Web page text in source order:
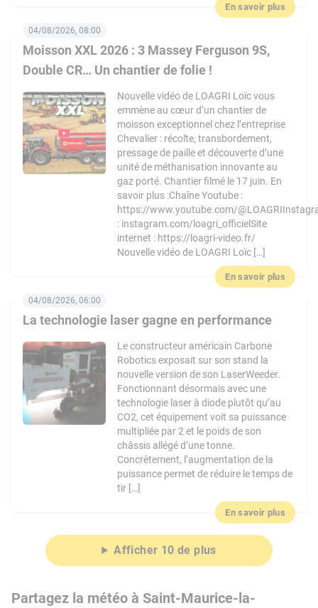
En savoir plus
Moisson XXL 2026 : 3 Massey Ferguson 9S,
Double CR… Un chantier de folie !
04/08/2026, 08:00
Nouvelle vidéo de LOAGRI Loïc vous
emmène au cœur d’un chantier de
moisson exceptionnel chez l’entreprise
Chevalier : récolte, transbordement,
pressage de paille et découverte d’une
unité de méthanisation innovante au
gaz porté. Chantier filmé le 17 juin. En
savoir plus :Chaîne Youtube :
https://www.youtube.com/
: instagram.com/loagri_officielSite
internet : https://loagri-video.fr/
Nouvelle vidéo de LOAGRI Loïc […]
En savoir plus
La technologie laser gagne en performance
04/08/2026, 06:00
Le constructeur américain Carbone
Robotics exposait sur son stand la
nouvelle version de son LaserWeeder.
Fonctionnant désormais avec une
technologie laser à diode plutôt qu’au
CO2, cet équipement voit sa puissance
multipliée par 2 et le poids de son
châssis allégé d’une tonne.
Concrètement, l’augmentation de la
puissance permet de réduire le temps de
tir […]
En savoir plus
Afficher 10 de plus
Partagez la météo à Saint-Maurice-la-